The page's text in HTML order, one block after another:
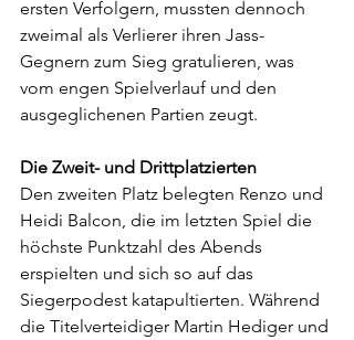
ersten Verfolgern, mussten dennoch
zweimal als Verlierer ihren Jass-
Gegnern zum Sieg gratulieren, was
vom engen Spielverlauf und den
ausgeglichenen Partien zeugt.
Die Zweit- und Drittplatzierten
Den zweiten Platz belegten Renzo und
Heidi Balcon, die im letzten Spiel die
höchste Punktzahl des Abends
erspielten und sich so auf das
Siegerpodest katapultierten. Während
die Titelverteidiger Martin Hediger und